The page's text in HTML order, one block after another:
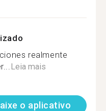
realmente
Leia mais
o aplicativo